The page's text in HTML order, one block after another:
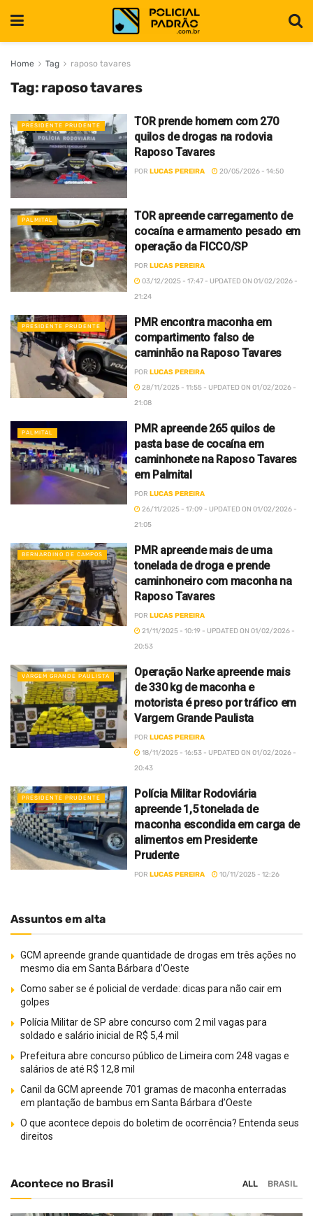
Home Tag raposo tavares
Tag: raposo tavares
PRESIDENTE PRUDENTE
TOR prende homem com 270
quilos de drogas na rodovia
Raposo Tavares
POR LUCAS PEREIRA 20/05/2026 - 14:50
PALMITAL
TOR apreende carregamento de
cocaína e armamento pesado em
operação da FICCO/SP
POR LUCAS PEREIRA
03/12/2025 - 17:47 - UPDATED ON 01/02/2026 -
21:24
PRESIDENTE PRUDENTE
PMR encontra maconha em
compartimento falso de
caminhão na Raposo Tavares
POR LUCAS PEREIRA
28/11/2025 - 11:55 - UPDATED ON 01/02/2026 -
21:08
PALMITAL
PMR apreende 265 quilos de
pasta base de cocaína em
caminhonete na Raposo Tavares
em Palmital
POR LUCAS PEREIRA
26/11/2025 - 17:09 - UPDATED ON 01/02/2026 -
21:05
BERNARDINO DE CAMPOS
PMR apreende mais de uma
tonelada de droga e prende
caminhoneiro com maconha na
Raposo Tavares
POR LUCAS PEREIRA
21/11/2025 - 10:19 - UPDATED ON 01/02/2026 -
20:53
VARGEM GRANDE PAULISTA
Operação Narke apreende mais
de 330 kg de maconha e
motorista é preso por tráfico em
Vargem Grande Paulista
POR LUCAS PEREIRA
18/11/2025 - 16:53 - UPDATED ON 01/02/2026 -
20:43
PRESIDENTE PRUDENTE
Polícia Militar Rodoviária
apreende 1,5 tonelada de
maconha escondida em carga de
alimentos em Presidente
Prudente
POR LUCAS PEREIRA 10/11/2025 - 12:26
Assuntos em alta
GCM apreende grande quantidade de drogas em três ações no
mesmo dia em Santa Bárbara d’Oeste
Como saber se é policial de verdade: dicas para não cair em
golpes
Polícia Militar de SP abre concurso com 2 mil vagas para
soldado e salário inicial de R$ 5,4 mil
Prefeitura abre concurso público de Limeira com 248 vagas e
salários de até R$ 12,8 mil
Canil da GCM apreende 701 gramas de maconha enterradas
em plantação de bambus em Santa Bárbara d’Oeste
O que acontece depois do boletim de ocorrência? Entenda seus
direitos
Acontece no Brasil ALL BRASIL